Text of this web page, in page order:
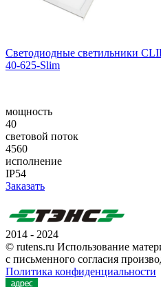
Светодиодные светильники
40-625-Slim
мощность
40
световой поток
4560
исполнение
IP54
Заказать
2014 - 2024
© rutens.ru Использование
с письменного согласия
Политика конфиденциальности